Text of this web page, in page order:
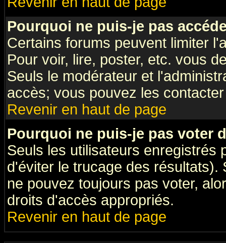
Pourquoi ne puis-je pas
Certains forums peuvent limiter
Pour voir, lire, poster, etc. vous
Seuls le modérateur et
accès; vous pouvez les
Revenir en haut de page
Pourquoi ne puis-je pas voter
Seuls les utilisateurs enregistrés
d'éviter le trucage des
ne pouvez toujours pas voter,
droits d'accès appropriés.
Revenir en haut de page